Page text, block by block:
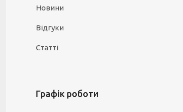
Новини
Відгуки
Статті
Графік роботи